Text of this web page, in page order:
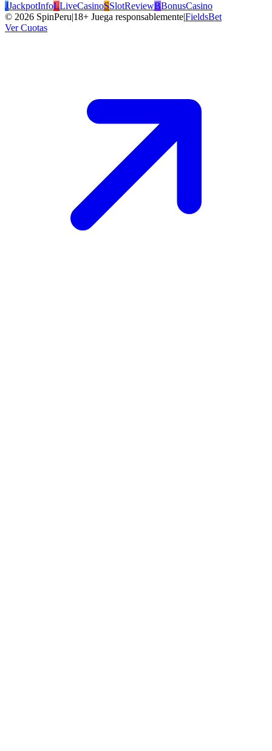
JJackpotInfoLLiveCasinoSSlotReviewBBonusCasino
© 2026 SpinPeru|18+ Juega responsablemente|FieldsBet
Ver Cuotas